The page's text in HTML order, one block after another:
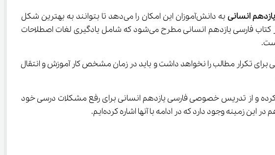
یازدهم انسانی
به دانش‌آموزان این امکان را می‌دهد تا بتوانند به بهترین شکل
ممکن خودشان را برای شرکت در امتحانات نهایی و یادگیری کامل مطالب این کتاب آماده کنند. مطالب مختلفی در کتاب فارسی یازدهم انسانی مطرح می‌شود که شامل یادگیری لغات اصطلاحات
معلم در کلاس درس فرصت کافی برای تکرار مطالب را نخواهد داشت و باید در زمان مشخص کار آموزش و انتقال
اقدام کرده و از تدریس خصوصی فارسی یازدهم انسانی برای رفع مشکلات درسی خود